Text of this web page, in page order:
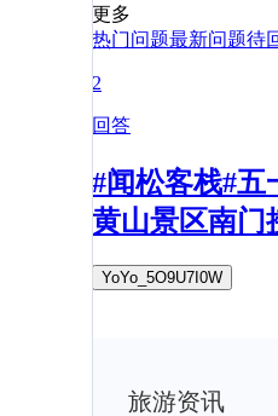
更多
热门问题最新问题待
2
回答
#闻松客栈#
黄山景区南门
YoYo_5O9U7I0W
旅游资讯